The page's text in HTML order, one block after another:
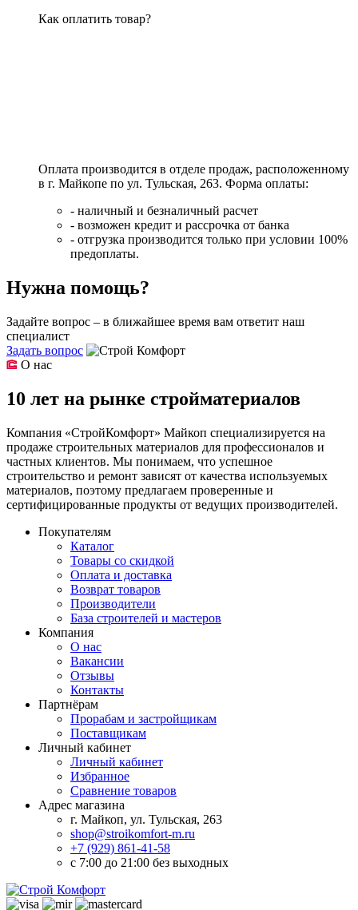
Как оплатить товар?
Оплата производится в отделе продаж, расположенному
в г. Майкопе по ул. Тульская, 263. Форма оплаты:
- наличный и безналичный расчет
- возможен кредит и рассрочка от банка
- отгрузка производится только при условии 100%
предоплаты.
Нужна помощь?
Задайте вопрос – в ближайшее время вам ответит наш
специалист
Задать вопрос
О нас
10 лет на рынке стройматериалов
Компания «СтройКомфорт» Майкоп специализируется на
продаже строительных материалов для профессионалов и
частных клиентов. Мы понимаем, что успешное
строительство и ремонт зависят от качества используемых
материалов, поэтому предлагаем проверенные и
сертифицированные продукты от ведущих производителей.
Покупателям
Каталог
Товары со скидкой
Оплата и доставка
Возврат товаров
Производители
База строителей и мастеров
Компания
О нас
Вакансии
Отзывы
Контакты
Партнёрам
Прорабам и застройщикам
Поставщикам
Личный кабинет
Личный кабинет
Избранное
Сравнение товаров
Адрес магазина
г. Майкоп, ул. Тульская, 263
shop@stroikomfort-m.ru
+7 (929) 861-41-58
с 7:00 до 21:00 без выходных